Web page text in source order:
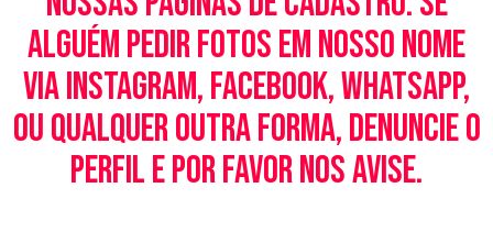
alguém pedir fotos em nosso nome
via Instagram, Facebook, WhatsApp,
ou qualquer outra forma, denuncie o
perfil e por favor nos avise.